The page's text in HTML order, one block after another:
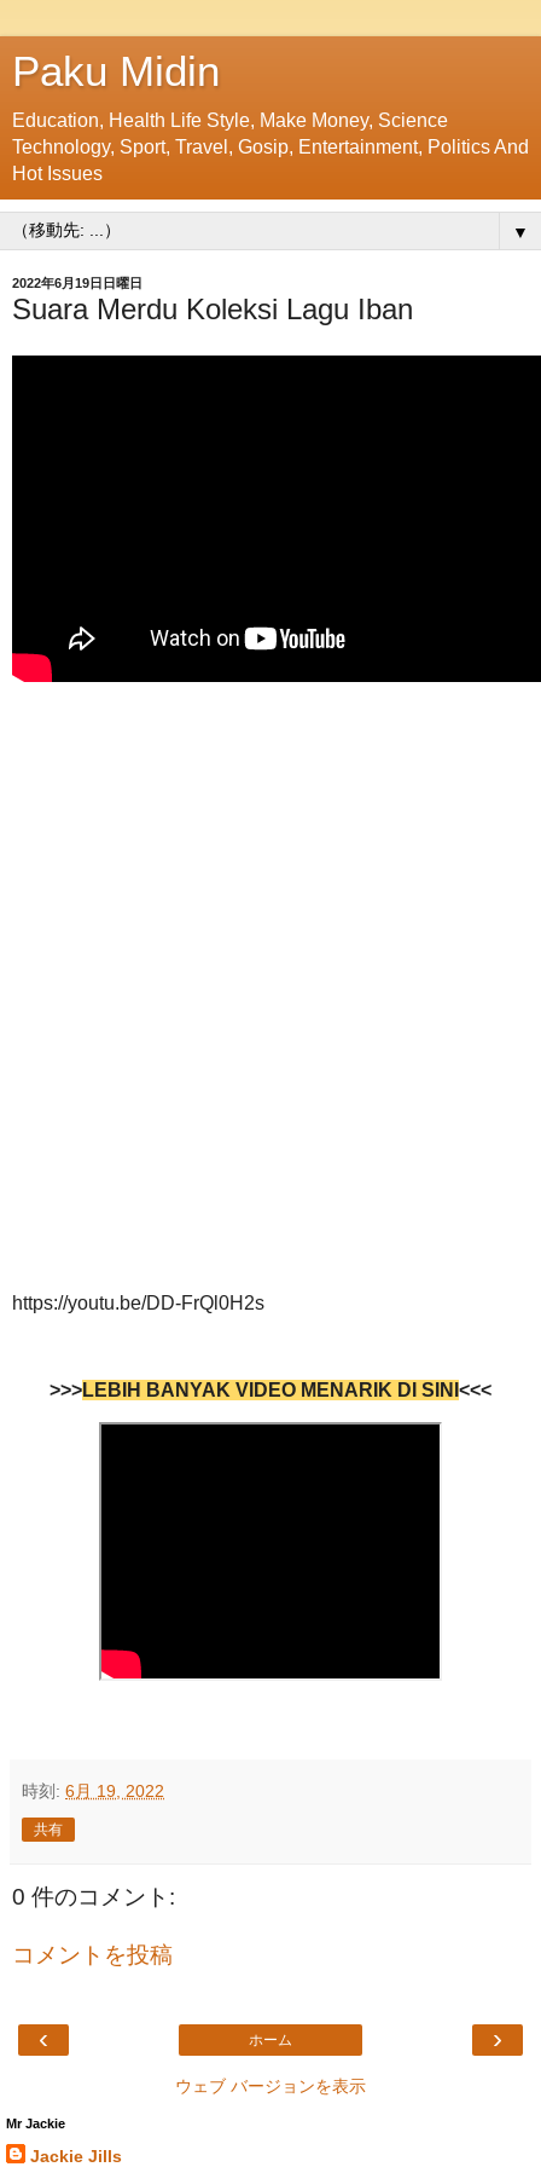
Paku Midin
Education, Health Life Style, Make Money, Science
Technology, Sport, Travel, Gosip, Entertainment, Politics And
Hot Issues
▼
2022年6月19日日曜日
Suara Merdu Koleksi Lagu Iban
https://youtu.be/DD-FrQl0H2s
>>>LEBIH BANYAK VIDEO MENARIK DI SINI <<<
時刻: 6月 19, 2022
共有
0 件のコメント:
コメントを投稿
‹ ›
ホーム
ウェブ バージョンを表示
Mr Jackie
Jackie Jills